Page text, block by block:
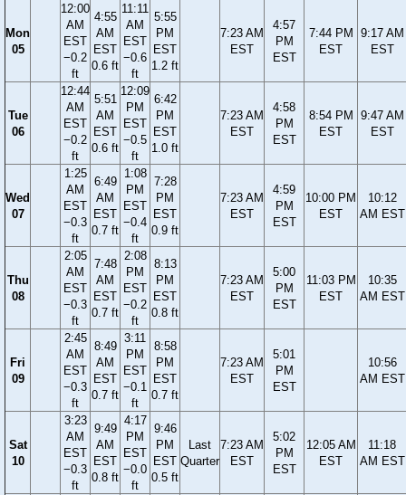
Mon
05
12:00
AM
EST
−0.2
ft
4:55
AM
EST
0.6 ft
11:11
AM
EST
−0.6
ft
5:55
PM
EST
1.2 ft
7:23 AM
EST
4:57
PM
EST
7:44 PM
EST
9:17 AM
EST
Tue
06
12:44
AM
EST
−0.2
ft
5:51
AM
EST
0.6 ft
12:09
PM
EST
−0.5
ft
6:42
PM
EST
1.0 ft
7:23 AM
EST
4:58
PM
EST
8:54 PM
EST
9:47 AM
EST
Wed
07
1:25
AM
EST
−0.3
ft
6:49
AM
EST
0.7 ft
1:08
PM
EST
−0.4
ft
7:28
PM
EST
0.9 ft
7:23 AM
EST
4:59
PM
EST
10:00 PM
EST
10:12
AM EST
Thu
08
2:05
AM
EST
−0.3
ft
7:48
AM
EST
0.7 ft
2:08
PM
EST
−0.2
ft
8:13
PM
EST
0.8 ft
7:23 AM
EST
5:00
PM
EST
11:03 PM
EST
10:35
AM EST
Fri
09
2:45
AM
EST
−0.3
ft
8:49
AM
EST
0.7 ft
3:11
PM
EST
−0.1
ft
8:58
PM
EST
0.7 ft
7:23 AM
EST
5:01
PM
EST
10:56
AM EST
Sat
10
3:23
AM
EST
−0.3
ft
9:49
AM
EST
0.8 ft
4:17
PM
EST
−0.0
ft
9:46
PM
EST
0.5 ft
Last
Quarter
7:23 AM
EST
5:02
PM
EST
12:05 AM
EST
11:18
AM EST